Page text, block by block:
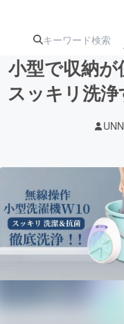
ジェ
アート・写
テクノロジ
映像・映画
小型で収納
スッキリ洗